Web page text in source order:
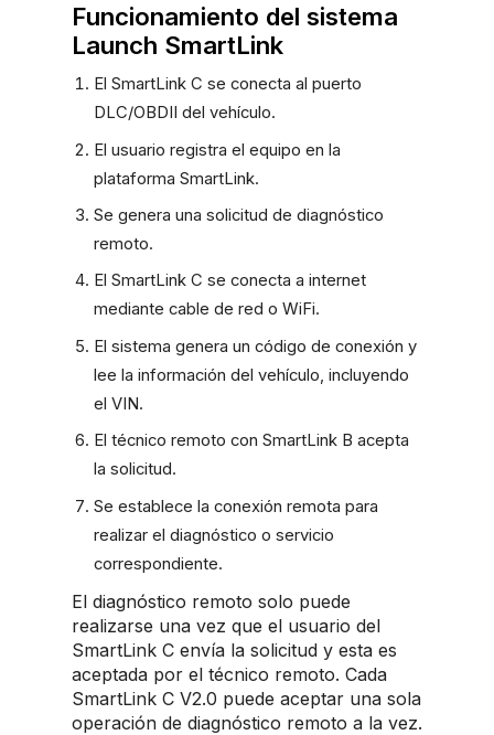
Funcionamiento del sistema
Launch SmartLink
El SmartLink C se conecta al puerto
DLC/OBDII del vehículo.
El usuario registra el equipo en la
plataforma SmartLink.
Se genera una solicitud de diagnóstico
remoto.
El SmartLink C se conecta a internet
mediante cable de red o WiFi.
El sistema genera un código de conexión y
lee la información del vehículo, incluyendo
el VIN.
El técnico remoto con SmartLink B acepta
la solicitud.
Se establece la conexión remota para
realizar el diagnóstico o servicio
correspondiente.
El diagnóstico remoto solo puede
realizarse una vez que el usuario del
SmartLink C envía la solicitud y esta es
aceptada por el técnico remoto. Cada
SmartLink C V2.0 puede aceptar una sola
operación de diagnóstico remoto a la vez.